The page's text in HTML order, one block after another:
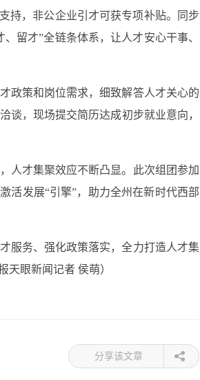
持，非公企业引才可获专项补贴。同步
留才”全链条体系，让人才安心干事、
政策和岗位需求，细致解答人才关心的
谈，现场提交简历达成初步就业意向，
人才集聚效应不断凸显。此次组团参加
活发展“引擎”，助力全州在新时代西部
服务、强化政策落实，全力打造人才集
眼新闻记者 侯萌）
分享该文章